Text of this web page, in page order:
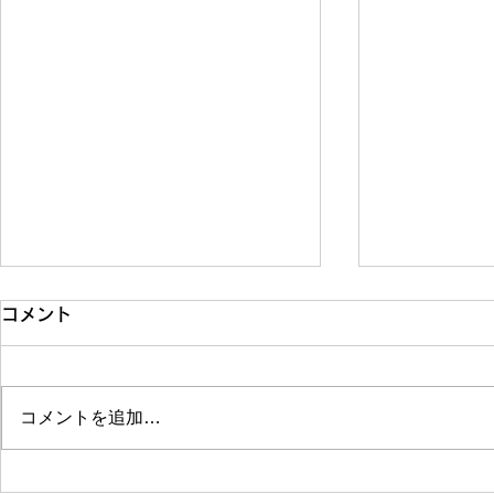
コメント
コメントを追加…